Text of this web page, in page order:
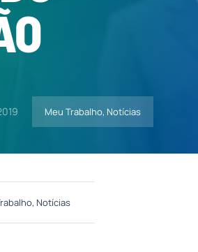
Meu Trabalho, Notícias
, Notícias